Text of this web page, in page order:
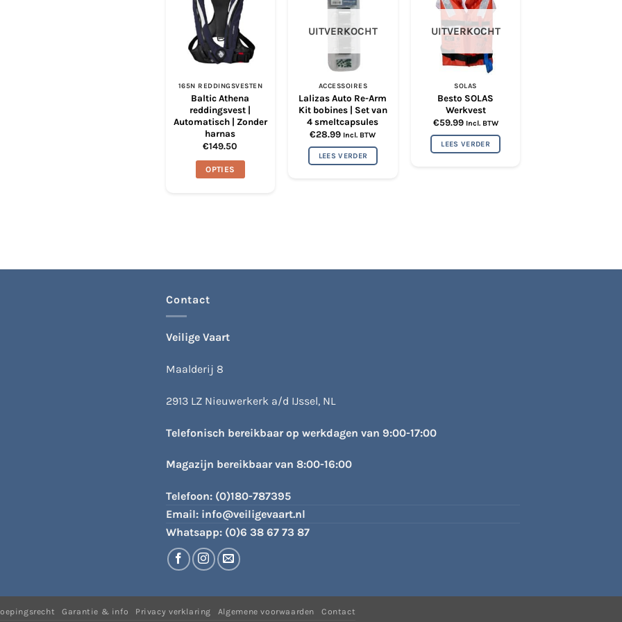
165N REDDINGSVESTEN
Baltic Athena
reddingsvest |
Automatisch | Zonder
harnas
€149.50
OPTIES
op
UITVERKOCHT
ACCESSOIRES
Lalizas Auto Re-Arm
Kit bobines | Set van
4 smeltcapsules
€28.99 Incl. BTW
LEES VERDER
UITVERKOCHT
SOLAS
Besto SOLAS
Werkvest
€59.99 Incl. BTW
LEES VERDER
Contact
Veilige Vaart
Maalderij 8
2913 LZ Nieuwerkerk a/d IJssel, NL
Telefonisch bereikbaar op werkdagen van 9:00-17:00
Magazijn bereikbaar van 8:00-16:00
Telefoon: (0)180-787395
Email: info@veiligevaart.nl
Whatsapp: (0)6 38 67 73 87
Garantie & info Privacy verklaring Algemene voorwaarden Contact